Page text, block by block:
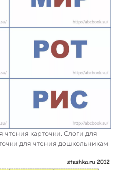
чтения карточки. Слоги для
для чтения дошкольникам